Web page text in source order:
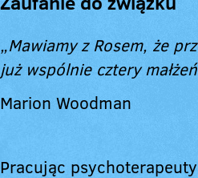
„Mawiamy z Rosem, że
już wspólnie cztery
Marion Woodman
Pracując